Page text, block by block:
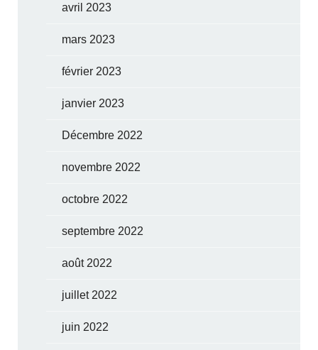
avril 2023
mars 2023
février 2023
janvier 2023
Décembre 2022
novembre 2022
octobre 2022
septembre 2022
août 2022
juillet 2022
juin 2022